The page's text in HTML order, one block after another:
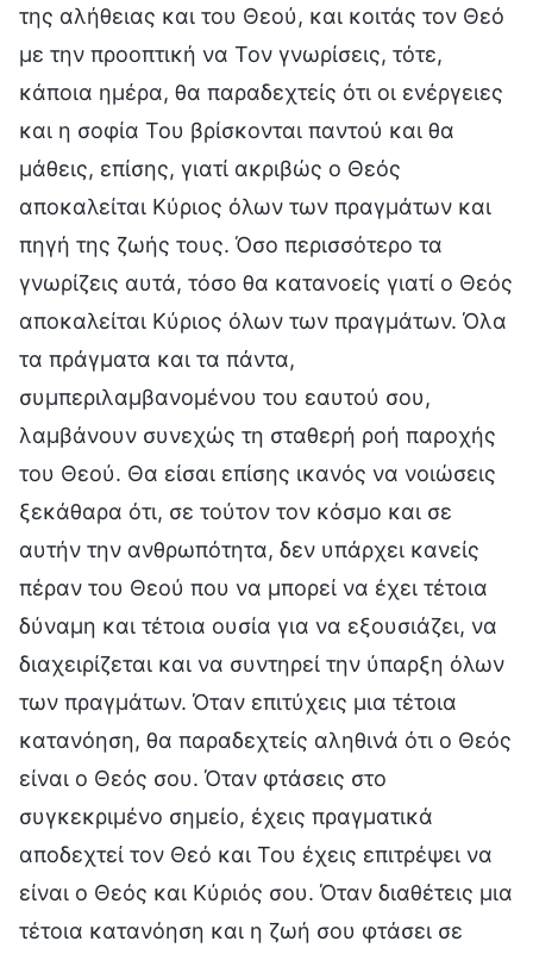
της αλήθειας και του Θεού, και κοιτάς τον Θεό
με την προοπτική να Τον γνωρίσεις, τότε,
κάποια ημέρα, θα παραδεχτείς ότι οι ενέργειες
και η σοφία Του βρίσκονται παντού και θα
μάθεις, επίσης, γιατί ακριβώς ο Θεός
αποκαλείται Κύριος όλων των πραγμάτων και
πηγή της ζωής τους. Όσο περισσότερο τα
γνωρίζεις αυτά, τόσο θα κατανοείς γιατί ο Θεός
αποκαλείται Κύριος όλων των πραγμάτων. Όλα
τα πράγματα και τα πάντα,
συμπεριλαμβανομένου του εαυτού σου,
λαμβάνουν συνεχώς τη σταθερή ροή παροχής
του Θεού. Θα είσαι επίσης ικανός να νοιώσεις
ξεκάθαρα ότι, σε τούτον τον κόσμο και σε
αυτήν την ανθρωπότητα, δεν υπάρχει κανείς
πέραν του Θεού που να μπορεί να έχει τέτοια
δύναμη και τέτοια ουσία για να εξουσιάζει, να
διαχειρίζεται και να συντηρεί την ύπαρξη όλων
των πραγμάτων. Όταν επιτύχεις μια τέτοια
κατανόηση, θα παραδεχτείς αληθινά ότι ο Θεός
είναι ο Θεός σου. Όταν φτάσεις στο
συγκεκριμένο σημείο, έχεις πραγματικά
αποδεχτεί τον Θεό και Του έχεις επιτρέψει να
είναι ο Θεός και Κύριός σου. Όταν διαθέτεις μια
τέτοια κατανόηση και η ζωή σου φτάσει σε